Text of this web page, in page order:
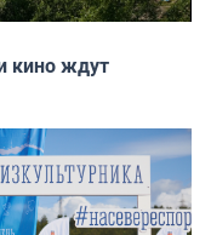
кино ждут